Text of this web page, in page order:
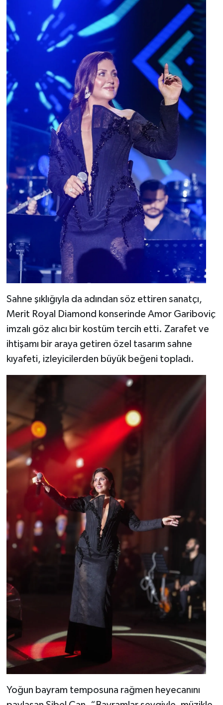
Sahne şıklığıyla da adından söz ettiren sanatçı,
Merit Royal Diamond konserinde Amor Gariboviç
imzalı göz alıcı bir kostüm tercih etti. Zarafet ve
ihtişamı bir araya getiren özel tasarım sahne
kıyafeti, izleyicilerden büyük beğeni topladı.
Yoğun bayram temposuna rağmen heyecanını